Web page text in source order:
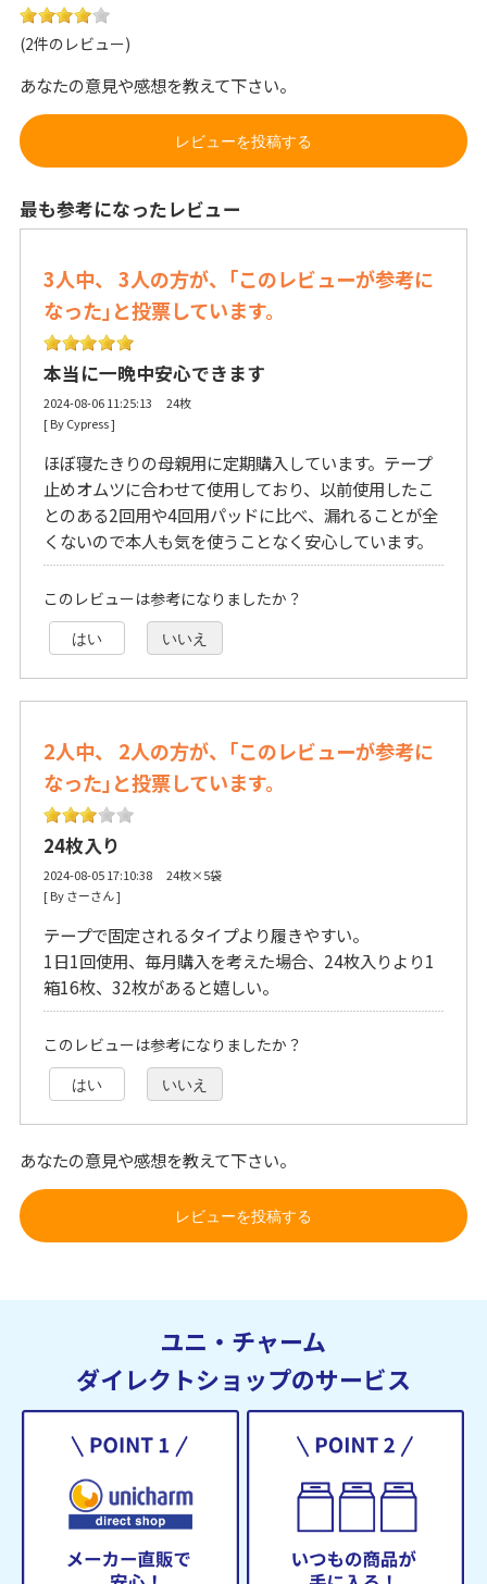
(2件のレビュー)
あなたの意見や感想を教えて下さい。
レビューを投稿する
最も参考になったレビュー
3人中、 3人の方が、｢このレビューが参考に
なった｣と投票しています。
本当に一晩中安心できます
2024-08-06 11:25:13 24枚
[ By Cypress ]
ほぼ寝たきりの母親用に定期購入しています。テープ
止めオムツに合わせて使用しており、以前使用したこ
とのある2回用や4回用パッドに比べ、漏れることが全
くないので本人も気を使うことなく安心しています。
このレビューは参考になりましたか？
はい いいえ
2人中、 2人の方が、｢このレビューが参考に
なった｣と投票しています。
24枚入り
2024-08-05 17:10:38 24枚×5袋
[ By さーさん ]
テープで固定されるタイプより履きやすい。
1日1回使用、毎月購入を考えた場合、24枚入りより1
箱16枚、32枚があると嬉しい。
このレビューは参考になりましたか？
はい いいえ
あなたの意見や感想を教えて下さい。
レビューを投稿する
ユニ・チャーム
ダイレクトショップのサービス